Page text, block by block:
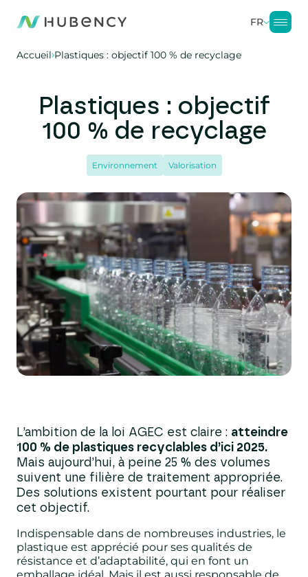
FR
Accueil Plastiques : objectif 100 % de recyclage
Plastiques : objectif
100 % de recyclage
Environnement Valorisation
L’ambition de la loi AGEC est claire : atteindre
100 % de plastiques recyclables d’ici 2025.
Mais aujourd’hui, à peine 25 % des volumes
suivent une filière de traitement appropriée.
Des solutions existent pourtant pour réaliser
cet objectif.
Indispensable dans de nombreuses industries, le
plastique est apprécié pour ses qualités de
résistance et d’adaptabilité, qui en font un